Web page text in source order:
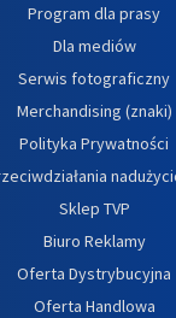
Program dla prasy
Dla mediów
Serwis fotograficzny
Merchandising (znaki)
Polityka Prywatności
Sklep TVP
Biuro Reklamy
Oferta Dystrybucyjna
Oferta Handlowa